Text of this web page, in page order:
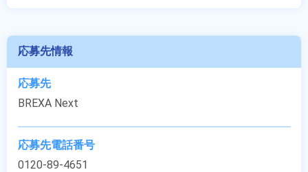
応募先情報
応募先
BREXA Next
応募先電話番号
0120-89-4651